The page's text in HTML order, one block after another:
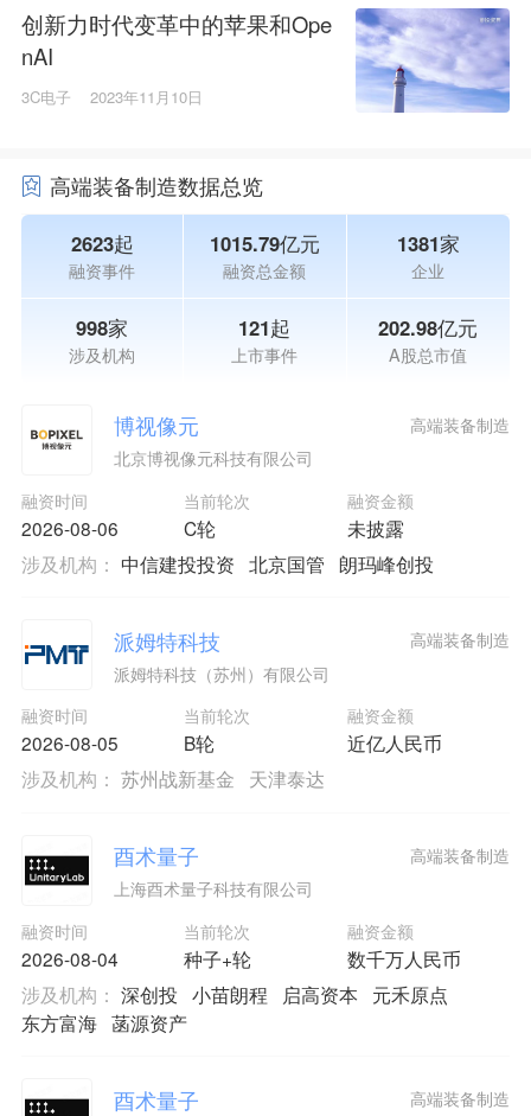
创新力时代变革中的苹果和Ope
nAI
3C电子 2023年11月10日
高端装备制造数据总览
2623起
融资事件
1015.79亿元
融资总金额
1381家
企业
998家
涉及机构
121起
上市事件
202.98亿元
A股总市值
博视像元
北京博视像元科技有限公司
融资时间
2026-08-06
当前轮次
C轮
融资金额
未披露
高端装备制造
涉及机构： 中信建投投资 北京国管 朗玛峰创投
派姆特科技
派姆特科技（苏州）有限公司
融资时间
2026-08-05
当前轮次
B轮
融资金额
近亿人民币
高端装备制造
涉及机构： 苏州战新基金 天津泰达
酉术量子
上海酉术量子科技有限公司
融资时间
2026-08-04
当前轮次
种子+轮
融资金额
数千万人民币
高端装备制造
涉及机构： 深创投 小苗朗程 启高资本
元禾原点
东方富海 菡源资产
酉术量子 高端装备制造